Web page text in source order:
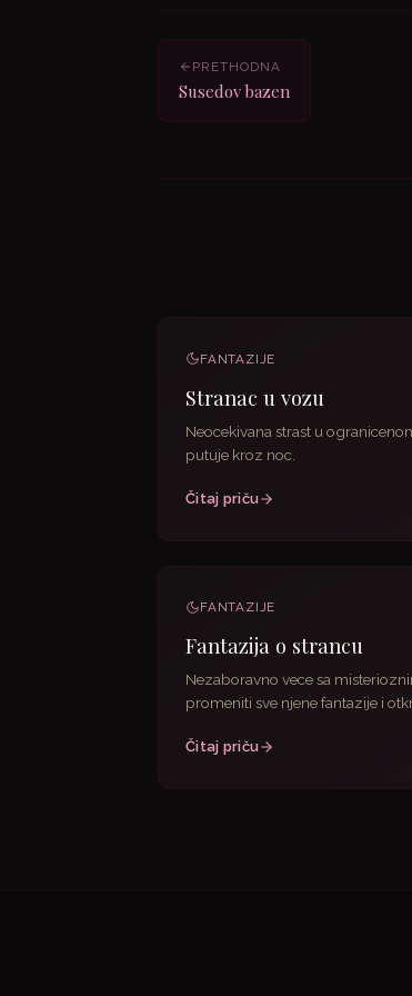
PRETHODNA
Susedov bazen
FANTAZIJE
Stranac u vozu
Neocekivana strast u
putuje kroz noc.
Čitaj priču
FANTAZIJE
Fantazija o strancu
Nezaboravno vece sa
promeniti sve njene fantazije i
Čitaj priču